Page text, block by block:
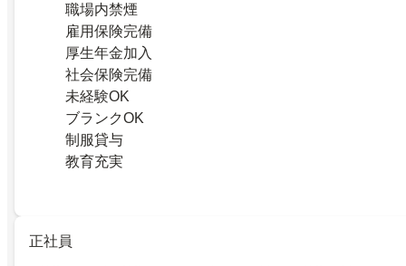
職場内禁煙
雇用保険完備
厚生年金加入
社会保険完備
未経験OK
ブランクOK
制服貸与
教育充実
正社員